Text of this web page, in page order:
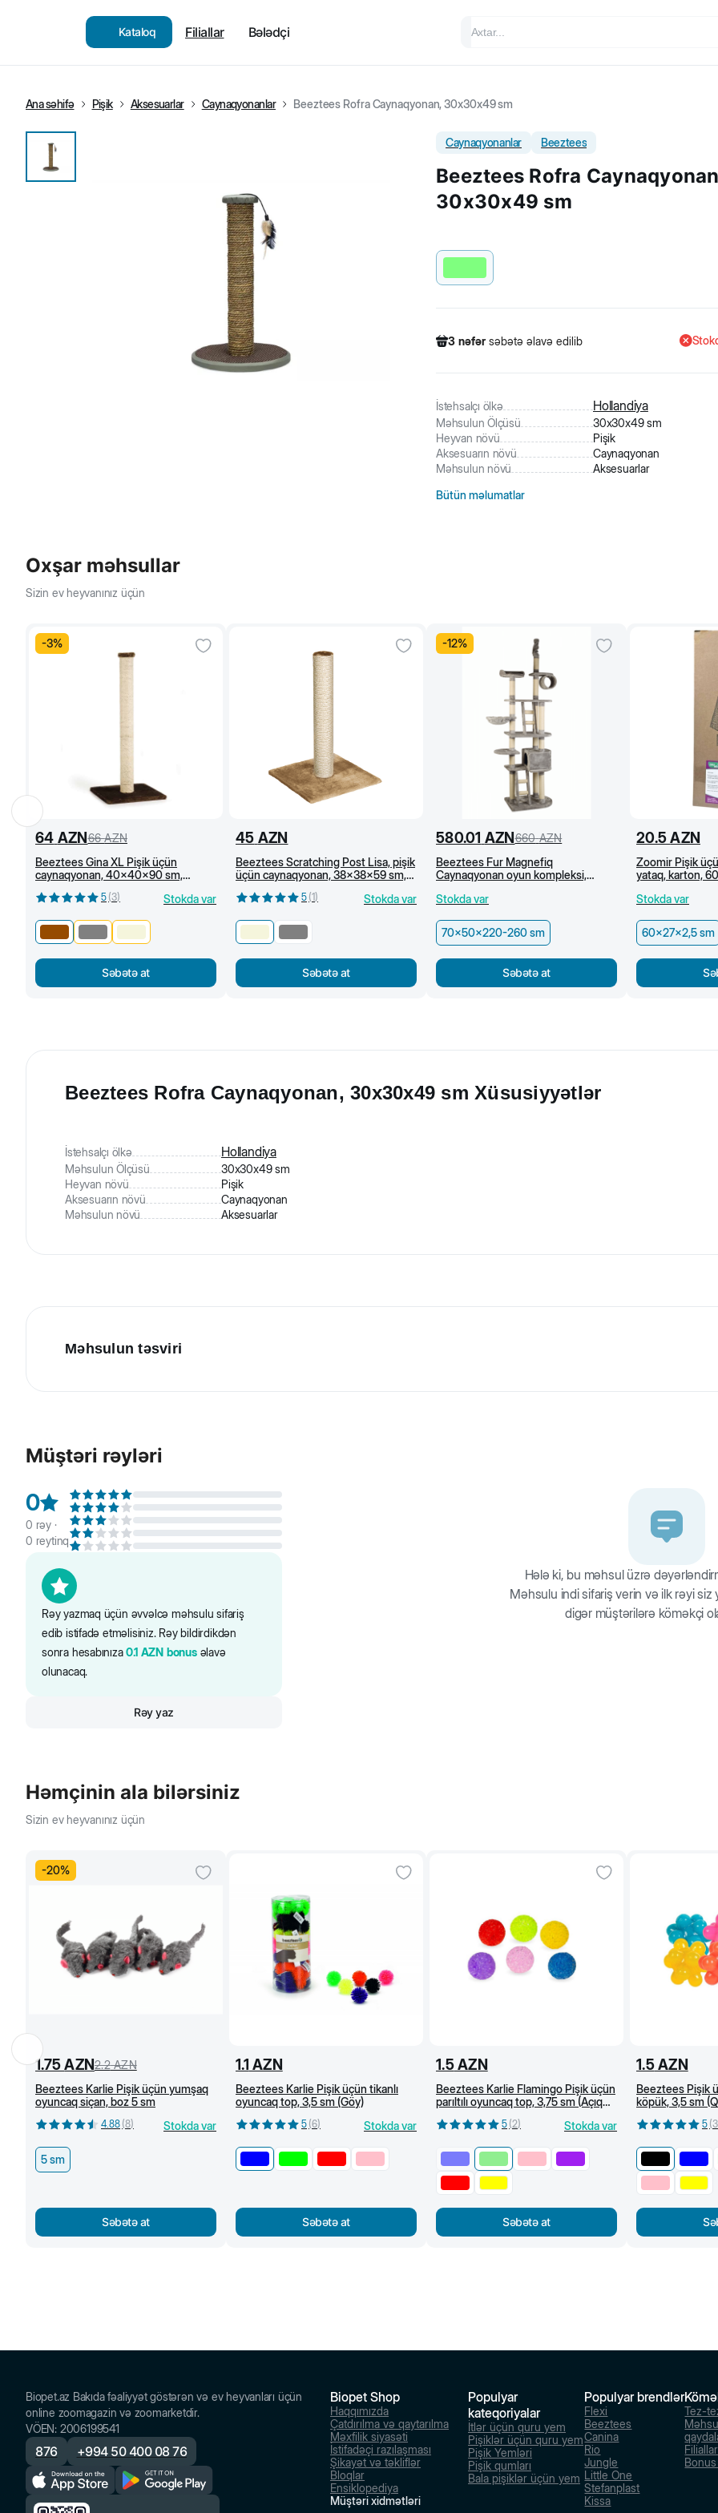
Kataloq Filiallar Bələdçi
Ana səhifə Pişik Aksesuarlar Caynaqyonanlar Beeztees Rofra Caynaqyonan, 30x30x49 sm
Caynaqyonanlar Beeztees
Beeztees Rofra
30x30x49 sm
3 nəfər səbətə əlavə edilib
3
nəfər səbətə əlavə edilib
İstehsalçı ölkə Hollandiya
Məhsulun Ölçüsü
30x30x49 sm
Heyvan növü
Pişik
Aksesuarın növü
Caynaqyonan
Məhsulun növü
Aksesuarlar
Bütün məlumatlar
Oxşar məhsullar
Sizin ev heyvanınız üçün
-3%
64 AZN66 AZN
Beeztees Gina XL Pişik üçün
caynaqyonan, 40x40x90 sm,
5 (3) Stokda var
Səbətə at
45 AZN
Beeztees Scratching Post Lisa, pişik
üçün caynaqyonan, 38x38x59 sm,
5 (1) Stokda var
Səbətə at
-12%
580.01 AZN660 AZN
Beeztees Fur Magnefiq
Caynaqyonan oyun kompleksi,
Stokda var
70x50x220-260 sm
Səbətə at
20.5 AZN
Zoomir Pişik
yataq, karton,
Stokda var
60x27x2,5 sm
Beeztees Rofra Caynaqyonan, 30x30x49 sm Xüsusiyyətlər
İstehsalçı ölkə Hollandiya
Məhsulun Ölçüsü
30x30x49 sm
Heyvan növü
Pişik
Aksesuarın növü
Caynaqyonan
Məhsulun növü
Aksesuarlar
Məhsulun təsviri
Müştəri rəyləri
0
0 rəy ·
0 reytinq
Rəy yazmaq üçün əvvəlcə məhsulu sifariş
edib istifadə etməlisiniz. Rəy bildirdikdən
sonra hesabınıza0.1 AZN bonusəlavə
olunacaq.
Rəy yaz
Hələ ki, bu məhsul üzrə
Məhsulu indi sifariş verin və ilk rəyi siz
digər müştərilərə köməkçi
Həmçinin ala bilərsiniz
Sizin ev heyvanınız üçün
-20%
1.75 AZN2.2 AZN
Beeztees Karlie Pişik üçün yumşaq
oyuncaq siçan, boz 5 sm
4.88 (8) Stokda var
5 sm
Səbətə at
1.1 AZN
Beeztees Karlie Pişik üçün tikanlı
oyuncaq top, 3,5 sm (Göy)
5 (6) Stokda var
Səbətə at
1.5 AZN
Beeztees Karlie Flamingo Pişik üçün
parıltılı oyuncaq top, 3,75 sm (Açıq
5 (2) Stokda var
Səbətə at
1.5 AZN
Beeztees Pişik
köpük, 3,5 sm
5 (3
Biopet.az Bakıda fəaliyyət göstərən və ev heyvanları üçün
online zoomagazin və zoomarketdir.
VÖEN: 2006199541
876 +994 50 400 08 76
Biopet Shop
Haqqımızda
Çatdırılma və qaytarılma
Məxfilik siyasəti
İstifadəçi razılaşması
Şikayət və təkliflər
Bloqlar
Ensiklopediya
Müştəri xidmətləri
Populyar
kateqoriyalar
İtlər üçün quru yem
Pişiklər üçün quru yem
Pişik Yemləri
Pişik qumları
Bala pişiklər üçün yem
Populyar brendlər
Flexi
Beeztees
Canina
Rio
Jungle
Little One
Stefanplast
Kissa
Tez-
Filiallar